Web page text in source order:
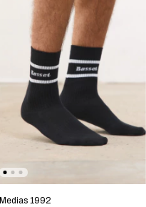
Medias 1992